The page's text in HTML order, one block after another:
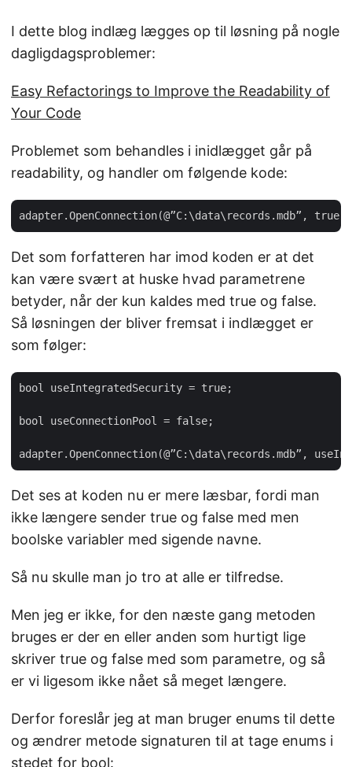
I dette blog indlæg lægges op til løsning på nogle
dagligdagsproblemer:
Easy Refactorings to Improve the Readability of
Your Code
Problemet som behandles i inidlægget går på
readability, og handler om følgende kode:
Det som forfatteren har imod koden er at det
kan være svært at huske hvad parametrene
betyder, når der kun kaldes med true og false.
Så løsningen der bliver fremsat i indlægget er
som følger:
bool useIntegratedSecurity = true;
bool useConnectionPool = false;
Det ses at koden nu er mere læsbar, fordi man
ikke længere sender true og false med men
boolske variabler med sigende navne.
Så nu skulle man jo tro at alle er tilfredse.
Men jeg er ikke, for den næste gang metoden
bruges er der en eller anden som hurtigt lige
skriver true og false med som parametre, og så
er vi ligesom ikke nået så meget længere.
Derfor foreslår jeg at man bruger enums til dette
og ændrer metode signaturen til at tage enums i
stedet for bool: